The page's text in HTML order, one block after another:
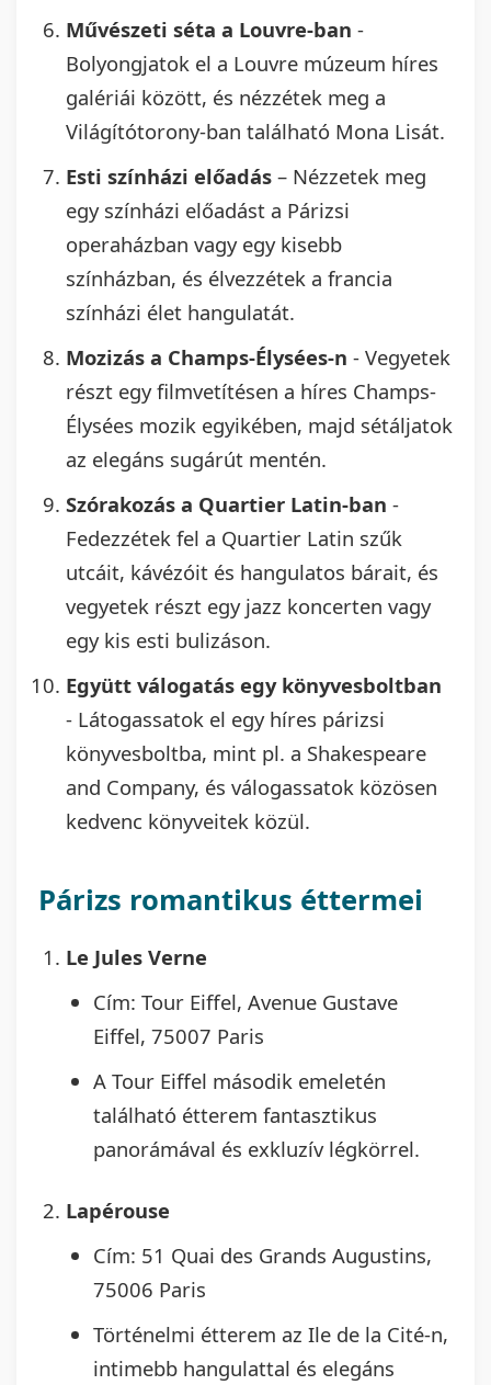
Művészeti séta a Louvre-ban -
Bolyongjatok el a Louvre múzeum híres
galériái között, és nézzétek meg a
Világítótorony-ban található Mona Lisát.
Esti színházi előadás – Nézzetek meg
egy színházi előadást a Párizsi
operaházban vagy egy kisebb
színházban, és élvezzétek a francia
színházi élet hangulatát.
Mozizás a Champs-Élysées-n - Vegyetek
részt egy filmvetítésen a híres Champs-
Élysées mozik egyikében, majd sétáljatok
az elegáns sugárút mentén.
Szórakozás a Quartier Latin-ban -
Fedezzétek fel a Quartier Latin szűk
utcáit, kávézóit és hangulatos bárait, és
vegyetek részt egy jazz koncerten vagy
egy kis esti bulizáson.
Együtt válogatás egy könyvesboltban
- Látogassatok el egy híres párizsi
könyvesboltba, mint pl. a Shakespeare
and Company, és válogassatok közösen
kedvenc könyveitek közül.
Párizs romantikus éttermei
Le Jules Verne
Cím: Tour Eiffel, Avenue Gustave
Eiffel, 75007 Paris
A Tour Eiffel második emeletén
található étterem fantasztikus
panorámával és exkluzív légkörrel.
Lapérouse
Cím: 51 Quai des Grands Augustins,
75006 Paris
Történelmi étterem az Ile de la Cité-n,
intimebb hangulattal és elegáns